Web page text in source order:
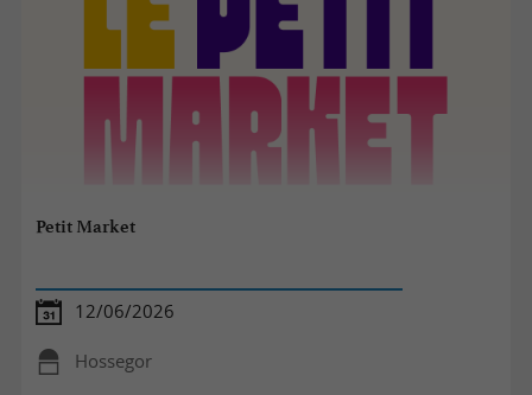
Petit Market
12/06/2026
Hossegor